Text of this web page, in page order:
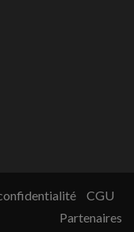
CGU
Partenaires